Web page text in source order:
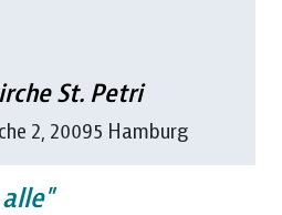
St. Petri
2, 20095 Hamburg